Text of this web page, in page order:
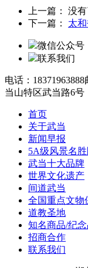
上一篇： 没
下一篇： 太
微信公众号
联系我们
电话：18371963888
当山特区武当路6号
首页
关于武当
新闻早报
5A级风景名
武当十大品牌
世界文化遗产
间道武当
全国重点文物
道教圣地
知名商品/纪念
招商合作
联系我们